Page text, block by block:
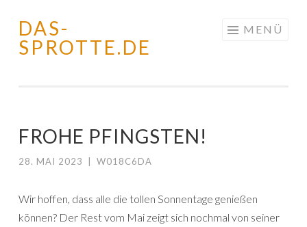
Springe
zum
DAS-
SPROTTE.DE
MENÜ
FROHE PFINGSTEN!
28. MAI 2023 W018C6DA
Wir hoffen, dass alle die tollen Sonnentage genießen
können? Der Rest vom Mai zeigt sich nochmal von seiner